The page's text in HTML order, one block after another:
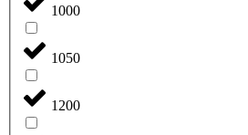
1000
1050
1200